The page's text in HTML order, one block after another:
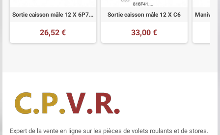
Sortie caisson mâle 12 X 6P7 L300 45deg acier Geiger
26,52 €
Sortie caisson mâle 12 X C6
33,00 €
Expert de la vente en ligne sur les pièces de volets roulants et de stores.